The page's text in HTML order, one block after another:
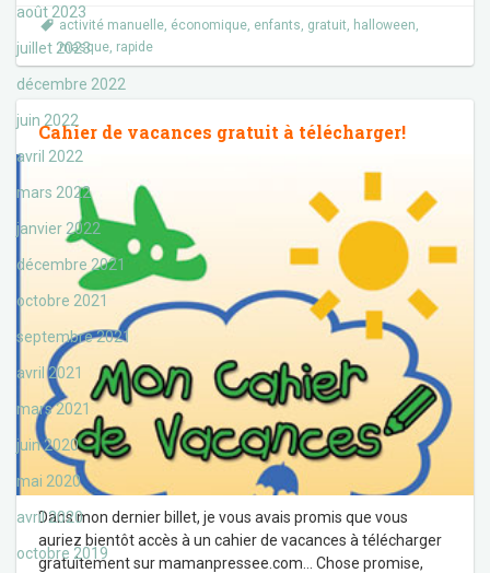
août 2023
juillet 2023
décembre 2022
juin 2022
avril 2022
mars 2022
janvier 2022
décembre 2021
octobre 2021
septembre 2021
avril 2021
mars 2021
juin 2020
mai 2020
avril 2020
octobre 2019
activité manuelle, économique, enfants, gratuit, halloween,
masque, rapide
Cahier de vacances gratuit à télécharger!
Dans mon dernier billet, je vous avais promis que vous
auriez bientôt accès à un cahier de vacances à télécharger
gratuitement sur mamanpressee.com… Chose promise,